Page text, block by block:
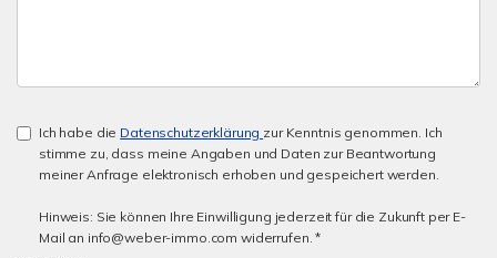
Ich habe die Datenschutzerklärung zur Kenntnis genommen. Ich
stimme zu, dass meine Angaben und Daten zur Beantwortung
meiner Anfrage elektronisch erhoben und gespeichert werden.
Hinweis: Sie können Ihre Einwilligung jederzeit für die Zukunft per E-
Mail an info@weber-immo.com widerrufen. *